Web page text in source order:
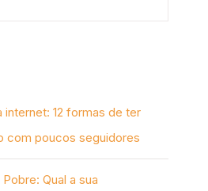
internet: 12 formas de ter
com poucos seguidores
Qual a sua